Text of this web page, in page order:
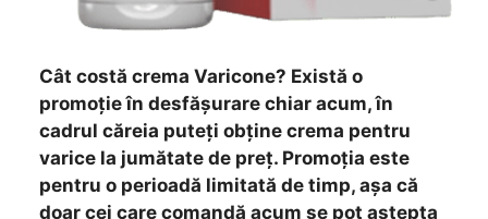
Cât costă crema Varicone? Există o
promoție în desfășurare chiar acum, în
cadrul căreia puteți obține crema pentru
varice la jumătate de preț. Promoția este
pentru o perioadă limitată de timp, așa că
doar cei care comandă acum se pot aștepta